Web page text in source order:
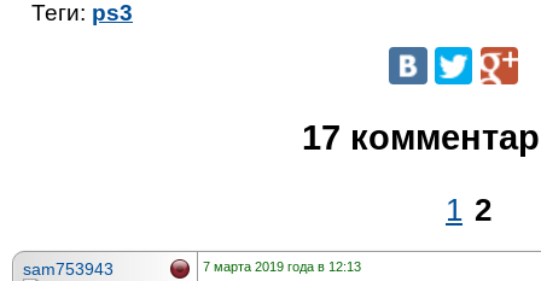
Теги: ps3
17
1 2
sam753943 7 марта 2019 года в 12:13